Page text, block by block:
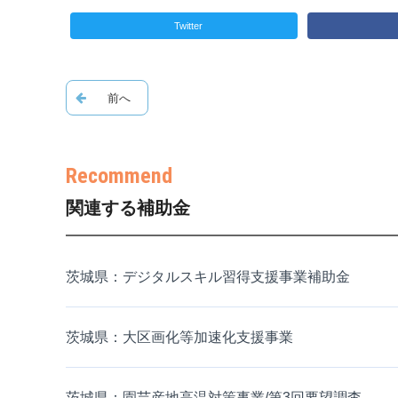
Twitter
関連する補助金
茨城県：デジタルスキル習得支援事業補助金
茨城県：大区画化等加速化支援事業